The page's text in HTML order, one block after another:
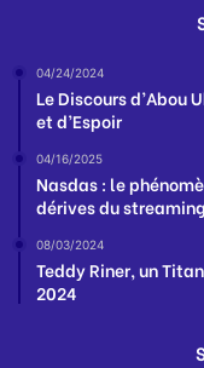
04/24/2024
Le Discours d’Abou
et d’Espoir
04/16/2025
Nasdas : le
dérives du
08/03/2024
Teddy Riner, un
2024